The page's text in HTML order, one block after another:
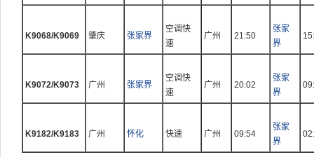
K9068/K9069 肇庆 张家界
空调快
速
广州 21:50
张家
界
K9072/K9073 广州 张家界
空调快
速
广州 20:02
张家
界
K9182/K9183 广州 怀化 快速 广州 09:54
张家
界